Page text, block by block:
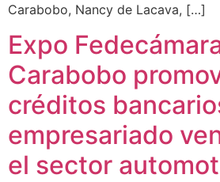
Carabobo, Nancy de Lacava, […]
Expo
Carabobo
créditos
empresariado
el sector